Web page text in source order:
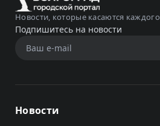
Новости, которые касаются каждого
Подпишитесь на новости
Новости